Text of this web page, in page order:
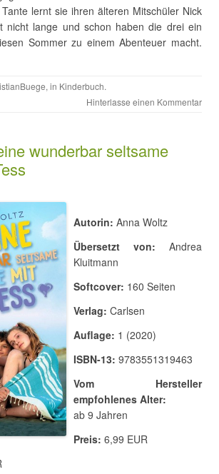
lernt sie ihren älteren Mitschüler Nick
nicht lange und schon haben die drei ein
Sommer zu einem Abenteuer macht.
, in Kinderbuch.
Hinterlasse einen Kommentar
wunderbar seltsame
Autorin: Anna Woltz
Übersetzt von: Andrea
Kluitmann
Softcover: 160 Seiten
Verlag: Carlsen
Auflage: 1 (2020)
ISBN-13: 9783551319463
Vom Hersteller
empfohlenes Alter:
ab 9 Jahren
Preis: 6,99 EUR